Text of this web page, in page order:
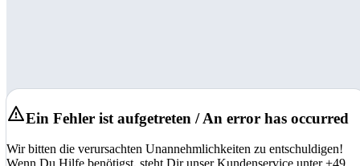
Ein Fehler ist aufgetreten / An error has occurred
Wir bitten die verursachten Unannehmlichkeiten zu entschuldigen!